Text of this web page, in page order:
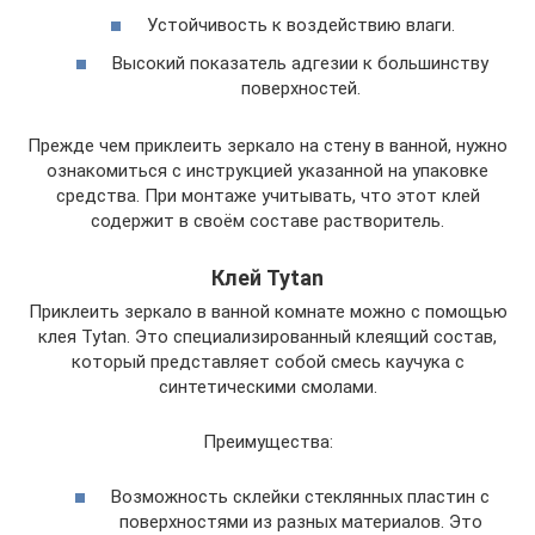
Устойчивость к воздействию влаги.
Высокий показатель адгезии к большинству
поверхностей.
Прежде чем приклеить зеркало на стену в ванной, нужно
ознакомиться с инструкцией указанной на упаковке
средства. При монтаже учитывать, что этот клей
содержит в своём составе растворитель.
Клей Tytan
Приклеить зеркало в ванной комнате можно с помощью
клея Tytan. Это специализированный клеящий состав,
который представляет собой смесь каучука с
синтетическими смолами.
Преимущества:
Возможность склейки стеклянных пластин с
поверхностями из разных материалов. Это